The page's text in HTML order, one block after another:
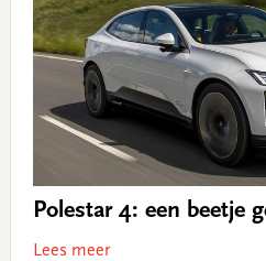
Polestar 4: een beetje
Lees meer